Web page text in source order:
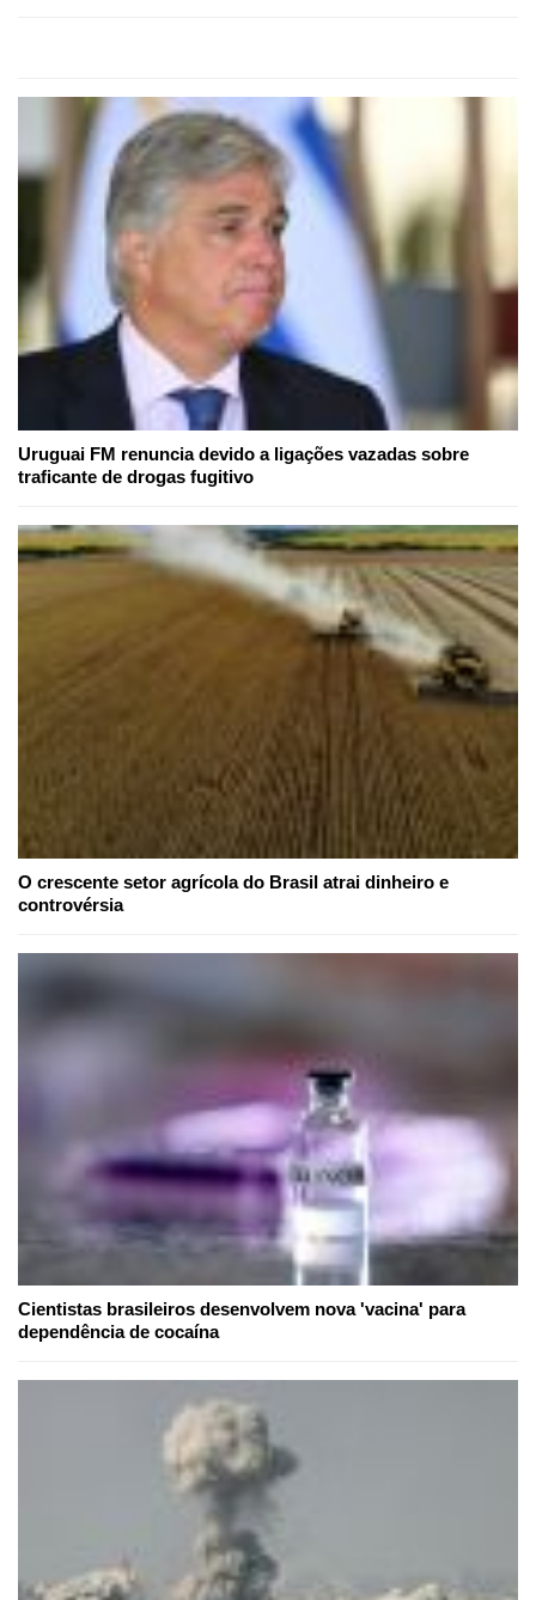
Uruguai FM renuncia devido a ligações vazadas sobre
traficante de drogas fugitivo
O crescente setor agrícola do Brasil atrai dinheiro e
controvérsia
Cientistas brasileiros desenvolvem nova 'vacina' para
dependência de cocaína